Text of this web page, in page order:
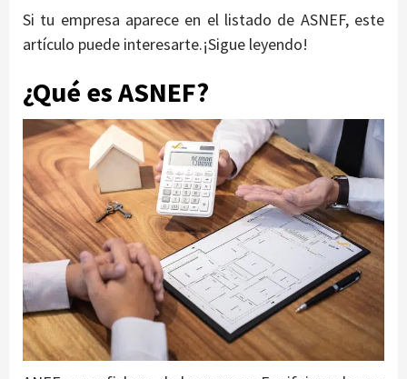
Si tu empresa aparece en el listado de ASNEF, este
artículo puede interesarte.¡Sigue leyendo!
¿Qué es ASNEF?